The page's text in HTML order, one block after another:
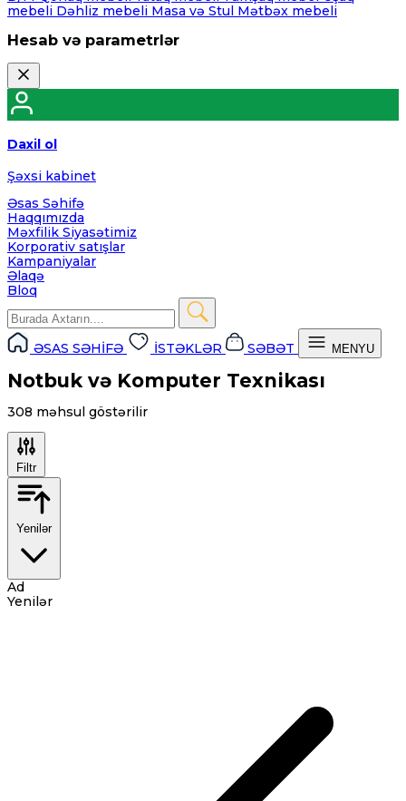
mebeli Dəhliz mebeli Masa və Stul Mətbəx mebeli
Hesab və parametrlər
Daxil ol
Şəxsi kabinet
Əsas Səhifə
Haqqımızda
Məxfilik Siyasətimiz
Korporativ satışlar
Kampaniyalar
Əlaqə
Bloq
ƏSAS SƏHİFƏ İSTƏKLƏR SƏBƏT MENYU
Notbuk və Komputer Texnikası
308 məhsul göstərilir
Filtr
Yenilər
Ad
Yenilər